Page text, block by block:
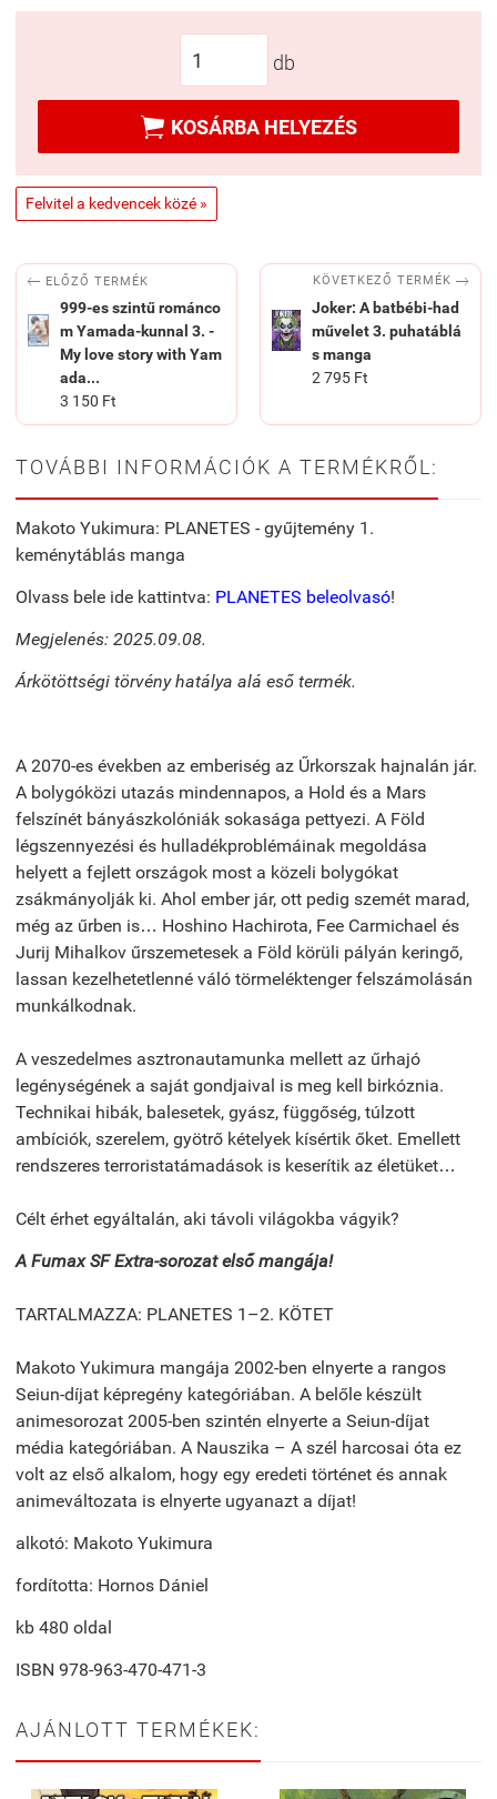
db
 KOSÁRBA HELYEZÉS
Felvitel a kedvencek közé »
 ELŐZŐ TERMÉK
999-es szintű románco
m Yamada-kunnal 3. -
My love story with Yam
ada...
3 150 Ft
KÖVETKEZŐ TERMÉK 
Joker: A batbébi-had
művelet 3. puhatáblá
s manga
2 795 Ft
TOVÁBBI INFORMÁCIÓK A TERMÉKRŐL:
Makoto Yukimura: PLANETES - gyűjtemény 1.
keménytáblás manga
Olvass bele ide kattintva: PLANETES beleolvasó!
Megjelenés: 2025.09.08.
Árkötöttségi törvény hatálya alá eső termék.
A 2070-es években az emberiség az Űrkorszak hajnalán jár.
A bolygóközi utazás mindennapos, a Hold és a Mars
felszínét bányászkolóniák sokasága pettyezi. A Föld
légszennyezési és hulladékproblémáinak megoldása
helyett a fejlett országok most a közeli bolygókat
zsákmányolják ki. Ahol ember jár, ott pedig szemét marad,
még az űrben is… Hoshino Hachirota, Fee Carmichael és
Jurij Mihalkov űrszemetesek a Föld körüli pályán keringő,
lassan kezelhetetlenné váló törmeléktenger felszámolásán
munkálkodnak.
A veszedelmes asztronautamunka mellett az űrhajó
legénységének a saját gondjaival is meg kell birkóznia.
Technikai hibák, balesetek, gyász, függőség, túlzott
ambíciók, szerelem, gyötrő kételyek kísértik őket. Emellett
rendszeres terroristatámadások is keserítik az életüket…
Célt érhet egyáltalán, aki távoli világokba vágyik?
A Fumax SF Extra-sorozat első mangája!
TARTALMAZZA: PLANETES 1–2. KÖTET
Makoto Yukimura mangája 2002-ben elnyerte a rangos
Seiun-díjat képregény kategóriában. A belőle készült
animesorozat 2005-ben szintén elnyerte a Seiun-díjat
média kategóriában. A Nauszika – A szél harcosai óta ez
volt az első alkalom, hogy egy eredeti történet és annak
animeváltozata is elnyerte ugyanazt a díjat!
alkotó: Makoto Yukimura
fordította: Hornos Dániel
kb 480 oldal
ISBN 978-963-470-471-3
AJÁNLOTT TERMÉKEK: